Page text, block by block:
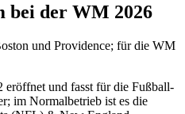
bei der WM 2026
und Providence; für die WM
und fasst für die Fußball-
im Normalbetrieb ist es die